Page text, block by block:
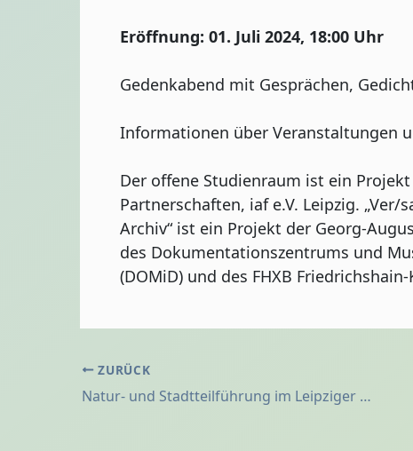
Eröffnung: 01. Juli 2024, 18:00 Uhr
Gedenkabend mit Gesprächen,
Informationen über Veranstaltungen
Der offene Studienraum ist ein
Partnerschaften, iaf e.V. Leipzig.
Archiv“ ist ein Projekt der Georg-
des Dokumentationszentrums und
(DOMiD) und des FHXB
ZURÜCK
Natur- und Stadtteilführung im Leipziger Osten